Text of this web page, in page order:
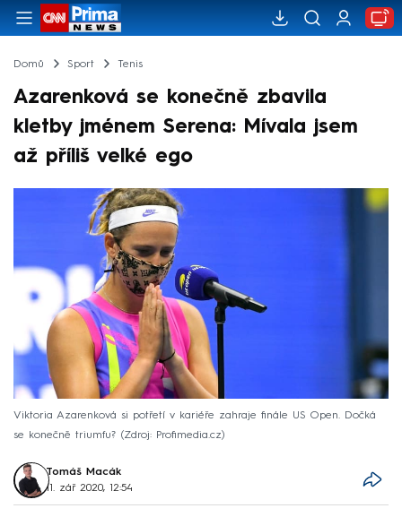
Domů Sport Tenis
Azarenková se konečně zbavila
kletby jménem Serena: Mívala jsem
až příliš velké ego
Viktoria Azarenková si potřetí v kariéře zahraje finále US Open. Dočká
se konečně triumfu?
Zdroj: Profimedia.cz
Tomáš Macák
11. zář 2020, 12:54